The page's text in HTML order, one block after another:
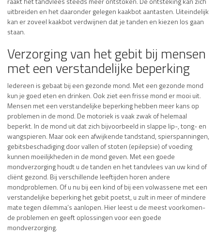
uitbreiden en het daaronder gelegen kaakbot aantasten. Uiteindelijk
kan er zoveel kaakbot verdwijnen dat je tanden en kiezen los gaan
staan.
Verzorging van het gebit bij mensen
met een verstandelijke beperking
Iedereen is gebaat bij een gezonde mond. Met een gezonde mond
kun je goed eten en drinken. Ook ziet een frisse mond er mooi uit.
Mensen met een verstandelijke beperking hebben meer kans op
problemen in de mond. De motoriek is vaak zwak of helemaal
beperkt. In de mond uit dat zich bijvoorbeeld in slappe lip-, tong- en
wangspieren. Maar ook een afwijkende tandstand, spierspanningen,
gebitsbeschadiging door vallen of stoten (epilepsie) of voeding
kunnen moeilijkheden in de mond geven. Met een goede
mondverzorging houdt u de tanden en het tandvlees van uw kind of
cliënt gezond. Bij verschillende leeftijden horen andere
mondproblemen. Of u nu bij een kind of bij een volwassene met een
verstandelijke beperking het gebit poetst, u zult in meer of mindere
mate tegen dilemma’s aanlopen. Hier leest u de meest voorkomen-
de problemen en geeft oplossingen voor een goede
mondverzorging.